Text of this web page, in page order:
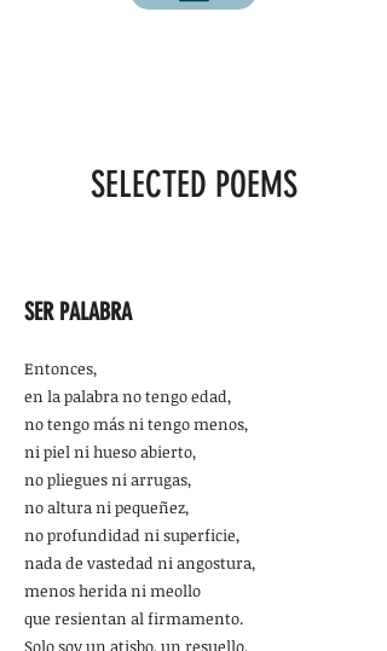
SELECTED POEMS
SER PALABRA
Entonces,
en la palabra no tengo edad,
no tengo más ni tengo menos,
ni piel ni hueso abierto,
no pliegues ni arrugas,
no altura ni pequeñez,
no profundidad ni superficie,
nada de vastedad ni angostura,
menos herida ni meollo
que resientan al firmamento.
Solo soy un atisbo, un resuello,